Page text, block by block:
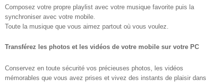
Composez votre propre playlist avec votre musique favorite puis la
synchroniser avec votre mobile.
Toute la musique que vous aimez partout où vous voulez.
Transférez les photos et les vidéos de votre mobile sur votre PC
Conservez en toute sécurité vos précieuses photos, les vidéos
mémorables que vous avez prises et vivez des instants de plaisir dans